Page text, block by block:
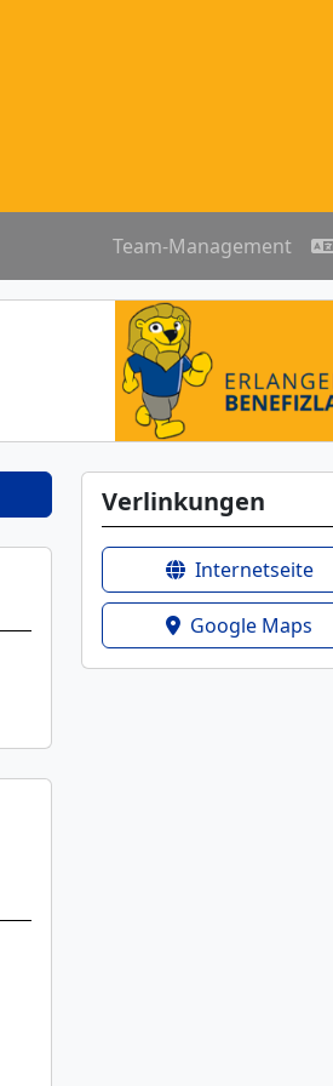
Team-Management
Verlinkungen
Internetseite
Google Maps